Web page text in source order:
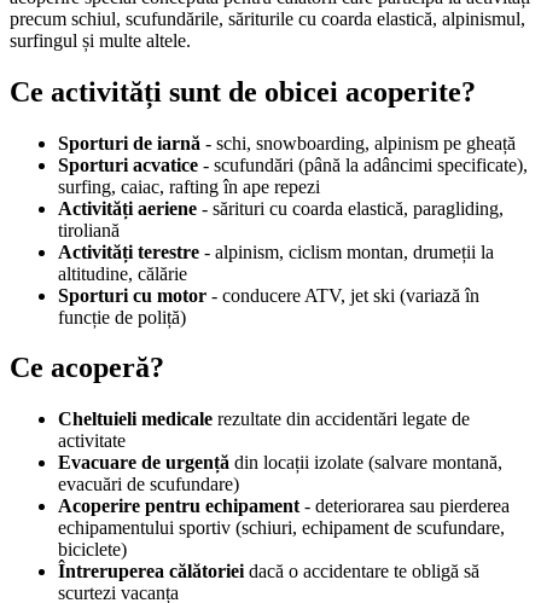
precum schiul, scufundările, săriturile cu coarda elastică, alpinismul,
surfingul și multe altele.
Ce activități sunt de obicei acoperite?
Sporturi de iarnă - schi, snowboarding, alpinism pe gheață
Sporturi acvatice - scufundări (până la adâncimi specificate),
surfing, caiac, rafting în ape repezi
Activități aeriene - sărituri cu coarda elastică, paragliding,
tiroliană
Activități terestre - alpinism, ciclism montan, drumeții la
altitudine, călărie
Sporturi cu motor - conducere ATV, jet ski (variază în
funcție de poliță)
Ce acoperă?
Cheltuieli medicale rezultate din accidentări legate de
activitate
Evacuare de urgență din locații izolate (salvare montană,
evacuări de scufundare)
Acoperire pentru echipament - deteriorarea sau pierderea
echipamentului sportiv (schiuri, echipament de scufundare,
biciclete)
Întreruperea călătoriei dacă o accidentare te obligă să
scurtezi vacanța